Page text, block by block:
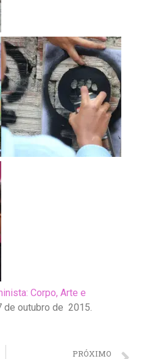
Corpo, Arte e
de outubro de 2015.
PRÓXIMO